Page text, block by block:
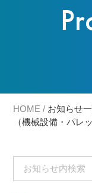
HOME / お知らせ
（機械設備・パレ